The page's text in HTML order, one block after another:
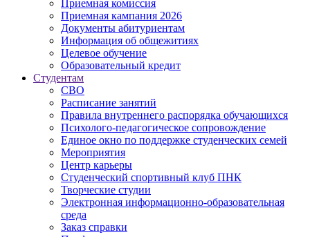
Приемная комиссия
Приемная кампания 2026
Дoкументы абитуриентам
Информация об общежитиях
Целевое обучение
Образовательный кредит
Студентам
СВО
Расписание занятий
Правила внутреннего распорядка обучающихся
Психолого-педагогическое сопровождение
Единое окно по поддержке студенческих семей
Мероприятия
Центр карьеры
Студенческий спортивный клуб ПНК
Творческие студии
Электронная информационно-образовательная
среда
Заказ справки